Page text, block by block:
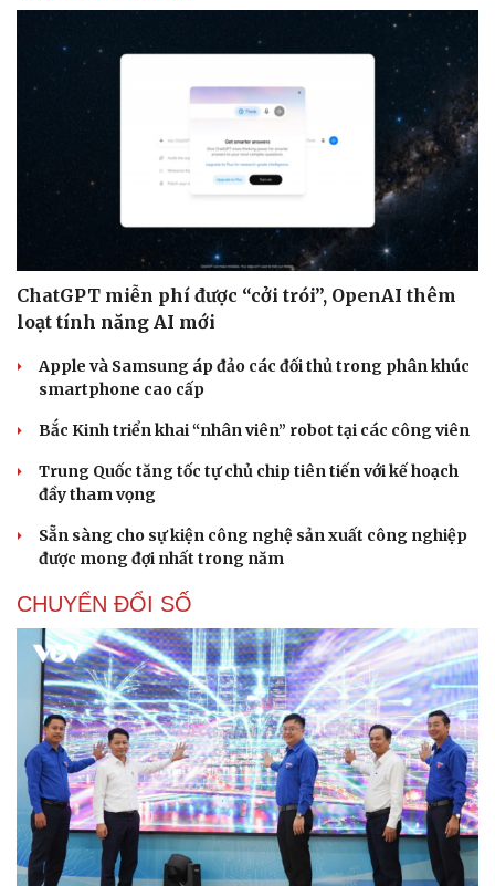
ChatGPT miễn phí được “cởi trói”, OpenAI thêm
loạt tính năng AI mới
Apple và Samsung áp đảo các đối thủ trong phân khúc
smartphone cao cấp
Bắc Kinh triển khai “nhân viên” robot tại các công viên
Trung Quốc tăng tốc tự chủ chip tiên tiến với kế hoạch
đầy tham vọng
Sẵn sàng cho sự kiện công nghệ sản xuất công nghiệp
được mong đợi nhất trong năm
CHUYỂN ĐỔI SỐ